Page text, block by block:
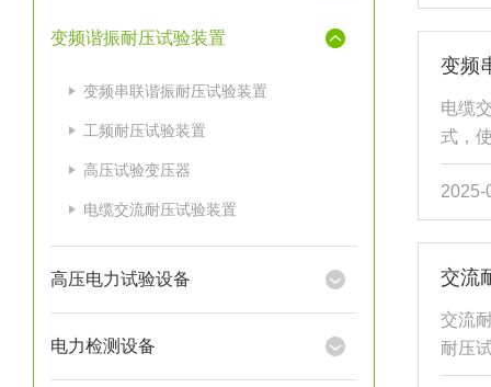
变频谐振耐压试验装置
变频串联谐振耐压试验装置
工频耐压试验装置
高压试验变压器
电缆交流耐压试验装置
高压电力试验设备
电力检测设备
安表
重要
关于
备高
变频
电缆
式，
电压
国内
频电
上，
频功
振的
2025-
交流
交流
耐压
理、